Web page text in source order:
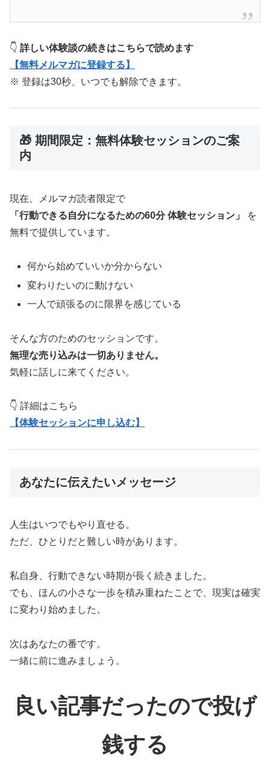
👇 詳しい体験談の続きはこちらで読めます
【無料メルマガに登録する】
※ 登録は30秒、いつでも解除できます。
🎁 期間限定：無料体験セッションのご案
内
現在、メルマガ読者限定で
「行動できる自分になるための60分 体験セッション」
を
無料で提供しています。
何から始めていいか分からない
変わりたいのに動けない
一人で頑張るのに限界を感じている
そんな方のためのセッションです。
無理な売り込みは一切ありません。
気軽に話しに来てください。
👇 詳細はこちら
【体験セッションに申し込む】
あなたに伝えたいメッセージ
人生はいつでもやり直せる。
ただ、ひとりだと難しい時があります。
私自身、行動できない時期が長く続きました。
でも、ほんの小さな一歩を積み重ねたことで、現実は確実
に変わり始めました。
次はあなたの番です。
一緒に前に進みましょう。
良い記事だったので投げ
銭する